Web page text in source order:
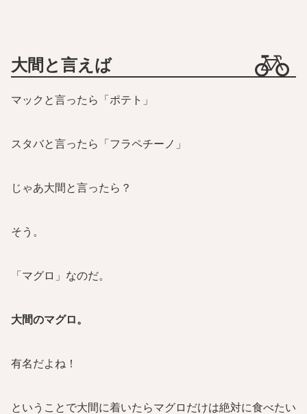
大間と言えば
マックと言ったら「ポテト」
スタバと言ったら「フラペチーノ」
じゃあ大間と言ったら？
そう。
「マグロ」なのだ。
大間のマグロ。
有名だよね！
ということで大間に着いたらマグロだけは絶対に食べたい